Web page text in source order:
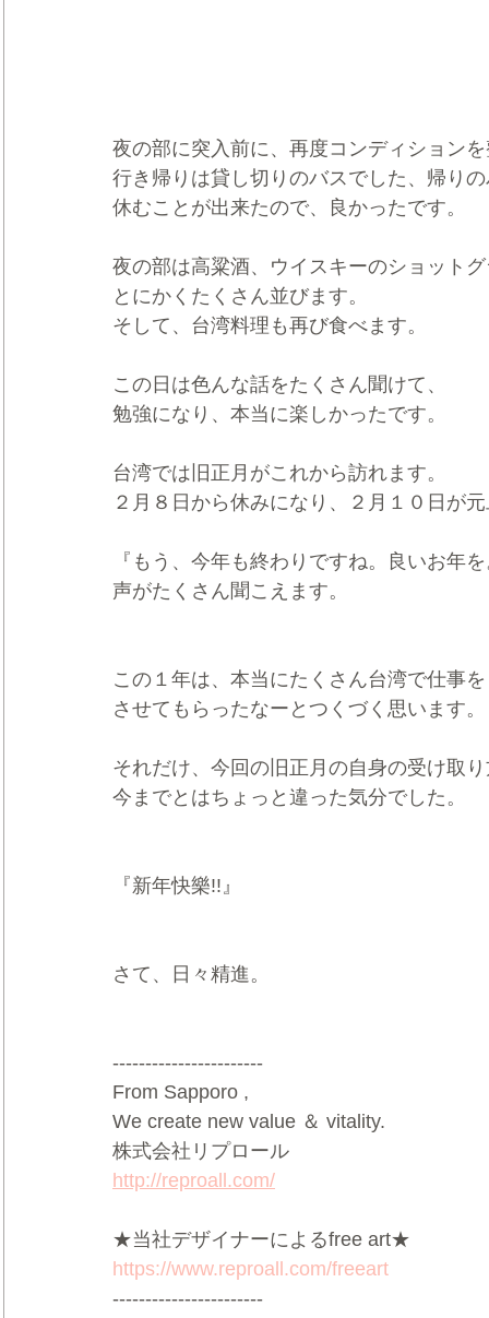
夜の部に突入前に、再度コンディション
行き帰りは貸し切りのバスでした、帰り
休むことが出来たので、良かったです。
夜の部は高粱酒、ウイスキーのショット
とにかくたくさん並びます。
そして、台湾料理も再び食べます。
この日は色んな話をたくさん聞けて、
勉強になり、本当に楽しかったです。
台湾では旧正月がこれから訪れます。
２月８日から休みになり、２月１０日が
『もう、今年も終わりですね。良いお年
声がたくさん聞こえます。
この１年は、本当にたくさん台湾で仕事を
させてもらったなーとつくづく思います。
それだけ、今回の旧正月の自身の受け取
今までとはちょっと違った気分でした。
『新年快樂!!』
さて、日々精進。
-----------------------
From Sapporo ,
We create new value ＆ vitality.
株式会社リプロール
http://reproall.com/
★当社デザイナーによるfree art★
https://www.reproall.com/freeart
-----------------------